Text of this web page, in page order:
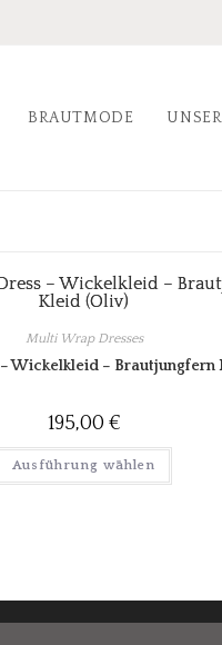
BRAUTMODE
Multi Wrap Dresses
Wickelkleid – Brautjungfern
195,00 €
Ausführung wählen